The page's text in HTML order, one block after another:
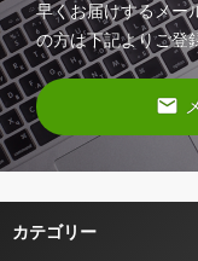
早くお届けするメー
の方は下記よりご登
email
カテゴリー